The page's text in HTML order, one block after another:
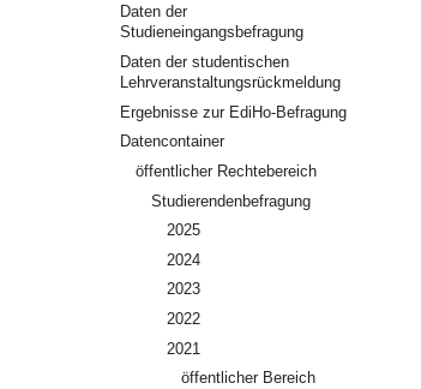
Daten der
Studieneingangsbefragung
Daten der studentischen
Lehrveranstaltungsrückmeldung
Ergebnisse zur EdiHo-Befragung
Datencontainer
öffentlicher Rechtebereich
Studierendenbefragung
2025
2024
2023
2022
2021
öffentlicher Bereich